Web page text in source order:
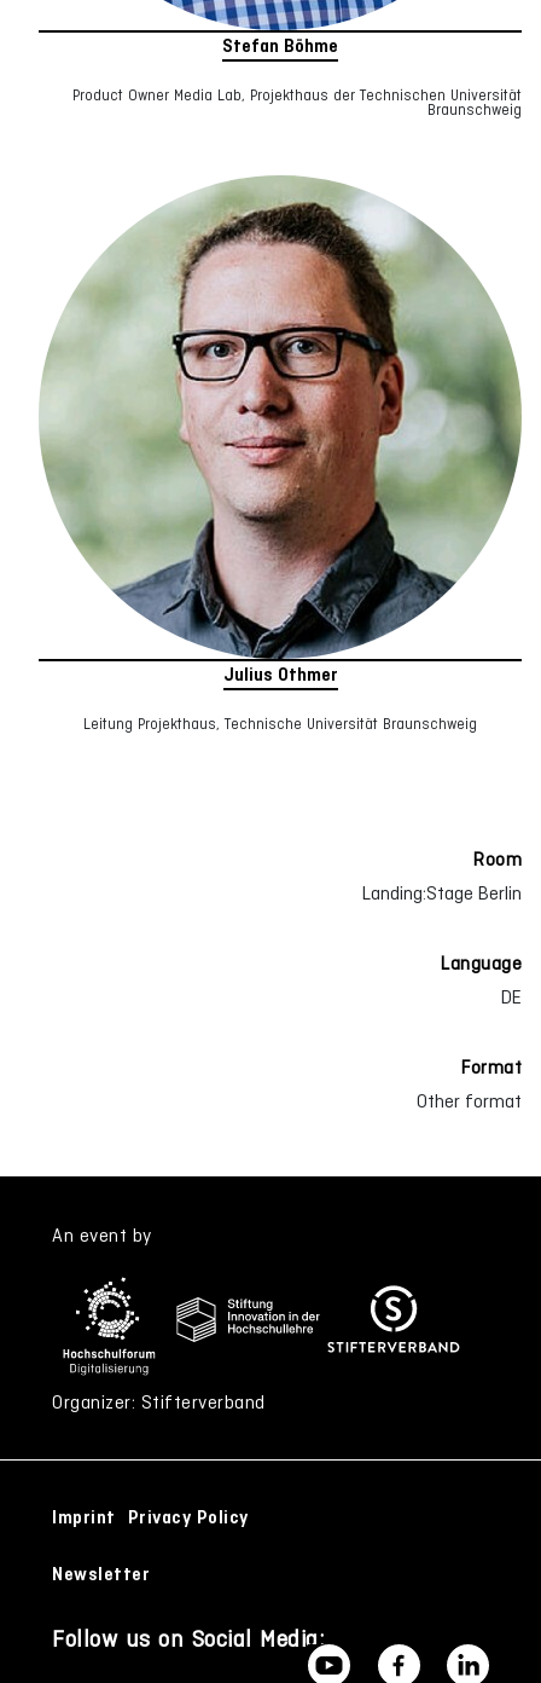
Stefan Böhme
Product Owner Media Lab, Projekthaus der Technischen Universität
Braunschweig
Julius Othmer
Leitung Projekthaus, Technische Universität Braunschweig
Room
Landing:Stage Berlin
Language
DE
Format
Other format
An event by
Organizer: Stifterverband
Imprint Privacy Policy
Newsletter
Follow us on Social Media: